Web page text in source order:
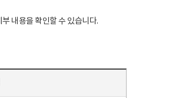
내용을 확인할 수 있습니다.